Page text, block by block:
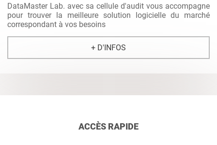
DataMaster Lab. avec sa cellule d'audit vous accompagne
pour trouver la meilleure solution logicielle du marché
correspondant à vos besoins
+ D'INFOS
ACCÈS RAPIDE